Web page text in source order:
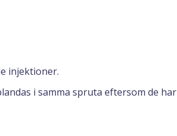
injektioner.
i samma spruta eftersom de har